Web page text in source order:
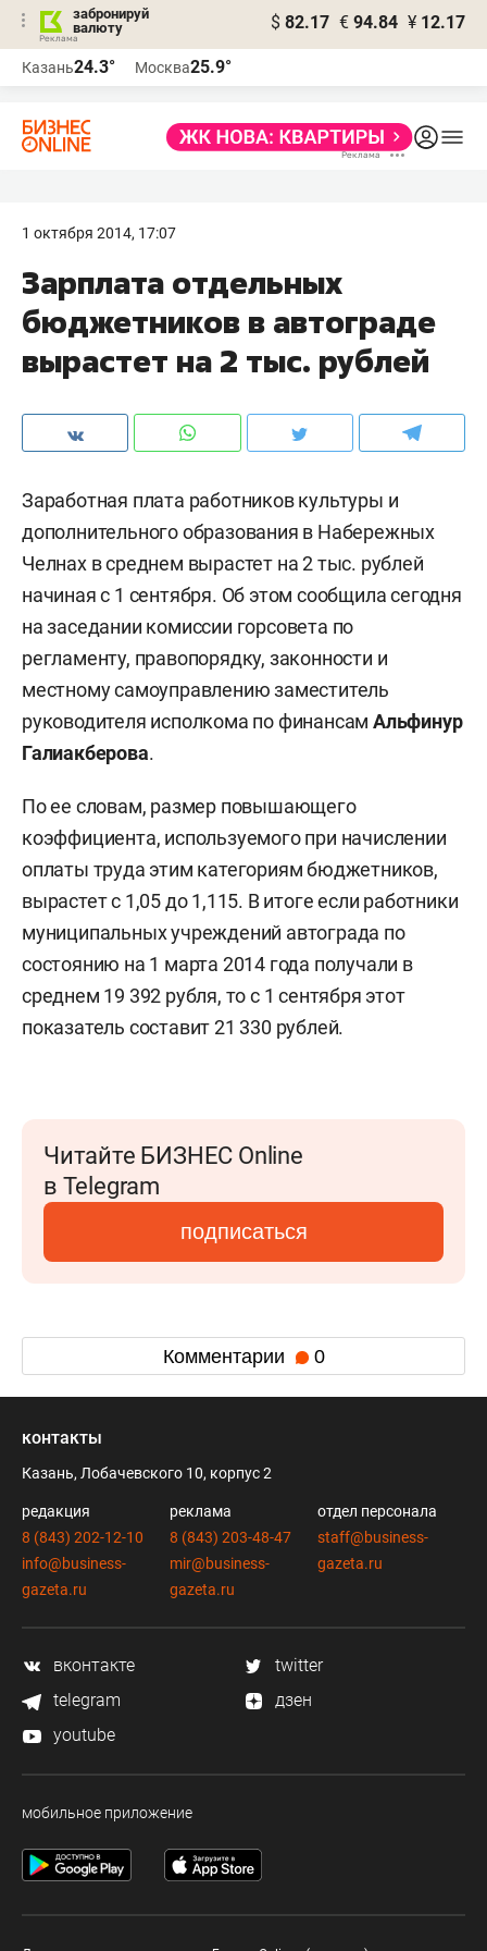
забронируй
валюту
$ 82.17 € 94.84 ¥ 12.17
Казань24.3° Москва25.9°
1 октября 2014, 17:07
Зарплата отдельных
бюджетников в автограде
вырастет на 2 тыс. рублей
Заработная плата работников культуры и
дополнительного образования в Набережных
Челнах в среднем вырастет на 2 тыс. рублей
начиная с 1 сентября. Об этом сообщила сегодня
на заседании комиссии горсовета по
регламенту, правопорядку, законности и
местному самоуправлению заместитель
руководителя исполкома по финансам Альфинур
Галиакберова.
По ее словам, размер повышающего
коэффициента, используемого при начислении
оплаты труда этим категориям бюджетников,
вырастет с 1,05 до 1,115. В итоге если работники
муниципальных учреждений автограда по
состоянию на 1 марта 2014 года получали в
среднем 19 392 рубля, то с 1 сентября этот
показатель составит 21 330 рублей.
Читайте БИЗНЕС Online
в Telegram
подписаться
Комментарии 0
контакты
Казань, Лобачевского 10, корпус 2
редакция
8 (843) 202-12-10
info@business-
gazeta.ru
реклама
8 (843) 203-48-47
mir@business-
gazeta.ru
отдел персонала
staff@business-
gazeta.ru
вконтакте
twitter
telegram
дзен
youtube
мобильное приложение